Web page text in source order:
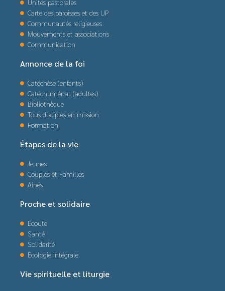
Unités pastorales
Carte des paroisses et des UP
Communautés religieuses
Mouvements et associations
Communication
Annonce de la foi
Catéchèse (enfants)
Catéchuménat (adultes)
Bibliothèque
Tous disciples en mission
Formation
Étapes de la vie
Jeunes
Couples et Familles
Aînés
Proche et solidaire
Écoute
Santé
Solidarité
Écologie intégrale
Vie spirituelle et liturgie